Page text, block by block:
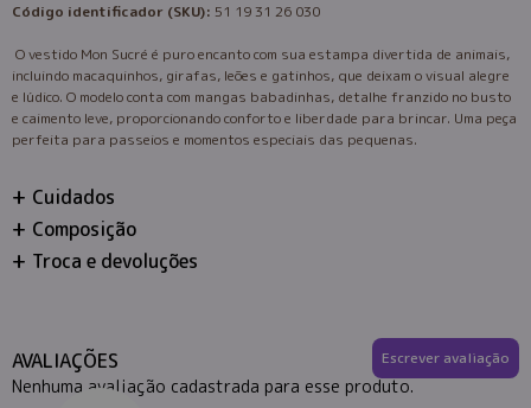
Código identificador (SKU): 51 19 31 26 030
O vestido Mon Sucré é puro encanto com sua estampa divertida de animais,
incluindo macaquinhos, girafas, leões e gatinhos, que deixam o visual alegre
e lúdico. O modelo conta com mangas babadinhas, detalhe franzido no busto
e caimento leve, proporcionando conforto e liberdade para brincar. Uma peça
perfeita para passeios e momentos especiais das pequenas.
Cuidados
Composição
Troca e devoluções
AVALIAÇÕES Escrever avaliação
Nenhuma avaliação cadastrada para esse produto.